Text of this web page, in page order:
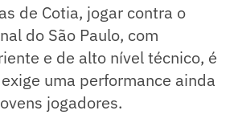
de Cotia, jogar contra o
do São Paulo, com
e de alto nível técnico, é
uma performance ainda
jogadores.